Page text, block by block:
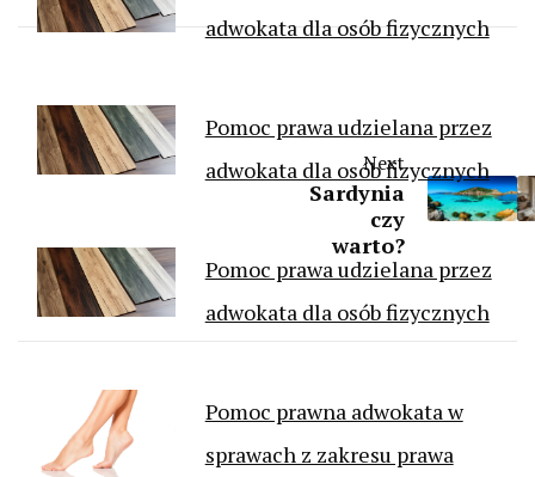
adwokata dla osób fizycznych
Pomoc prawa udzielana przez
adwokata dla osób fizycznych
Pomoc prawa udzielana przez
adwokata dla osób fizycznych
Pomoc prawna adwokata w
sprawach z zakresu prawa
Next
Sardynia
czy
warto?